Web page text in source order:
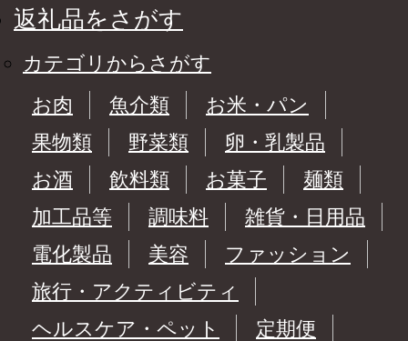
返礼品をさがす
カテゴリからさがす
お肉
魚介類
お米・パン
果物類
野菜類
卵・乳製品
お酒
飲料類 お菓子
麺類
加工品等
調味料
雑貨・日用品
電化製品
美容
ファッション
旅行・アクティビティ
ヘルスケア・ペット
定期便